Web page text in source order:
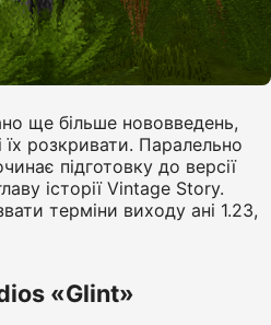
ще більше нововведень,
розкривати. Паралельно
підготовку до версії
історії Vintage Story.
терміни виходу ані 1.23,
«Glint»